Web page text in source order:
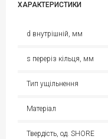
ХАРАКТЕРИСТИКИ
d внутрішній, мм
s переріз кільця, мм
Тип ущільнення
Матеріал
Твердість, од. SHORE